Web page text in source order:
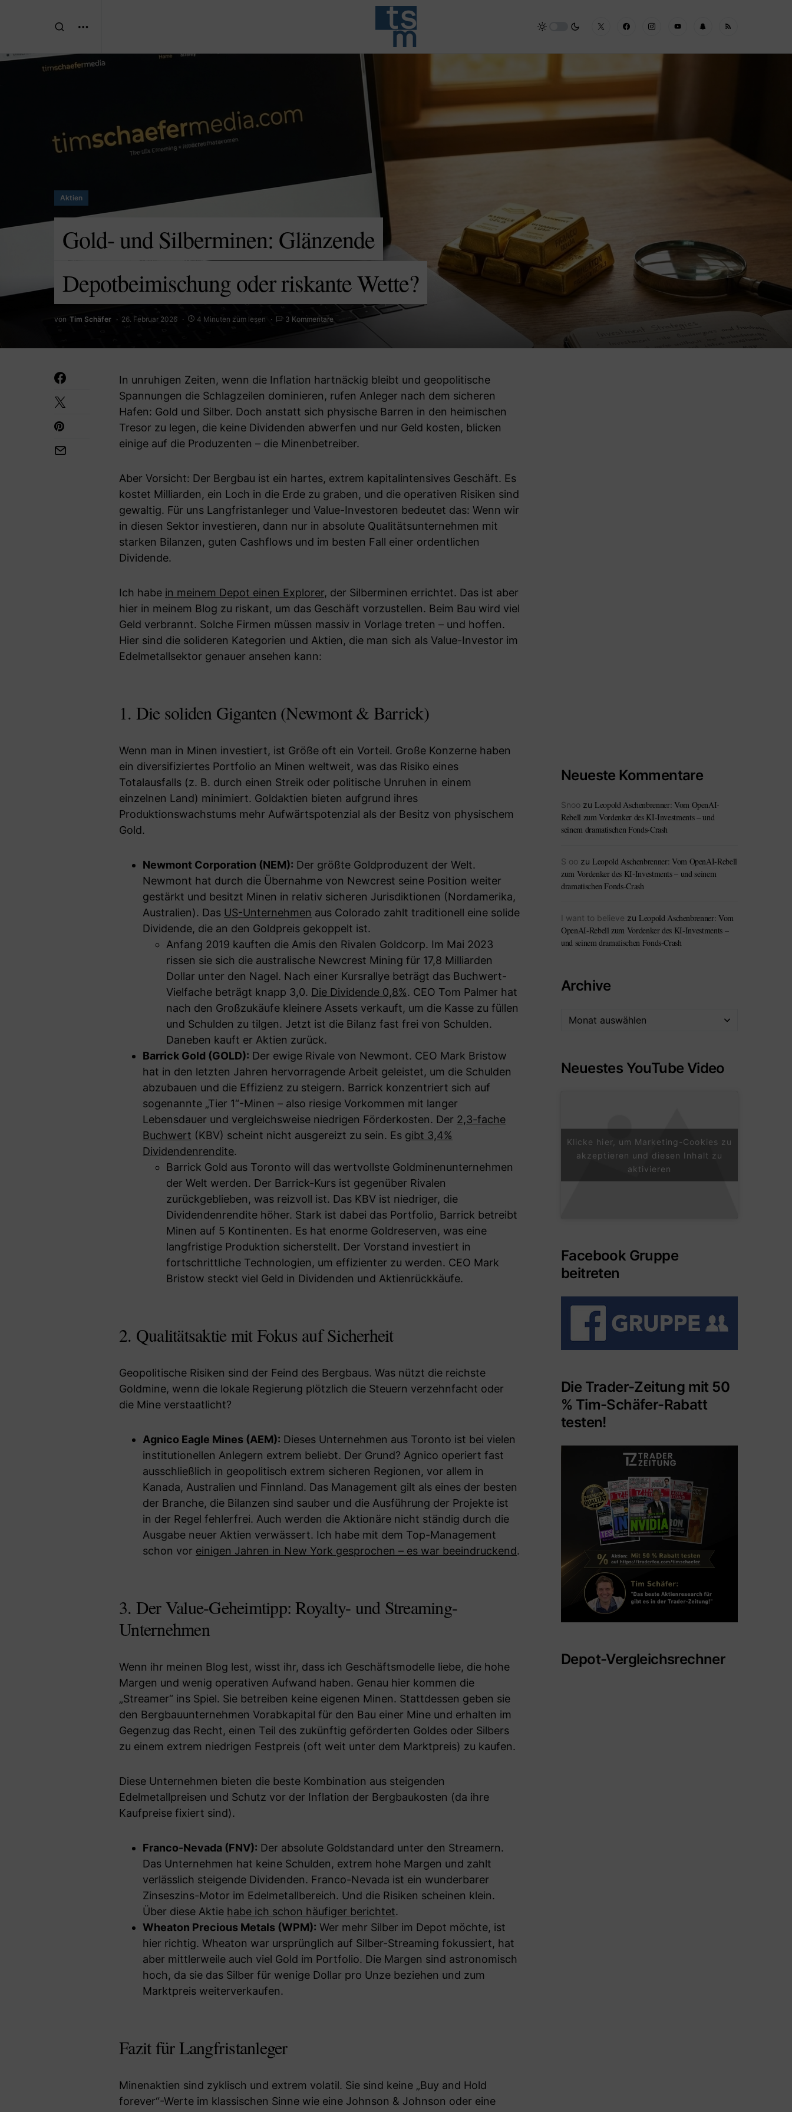
Aktien
Gold- und Silberminen: Glänzende
Depotbeimischung oder riskante Wette?
von Tim Schäfer 26. Februar 2026 4 Minuten zum lesen 3 Kommentare
In unruhigen Zeiten, wenn die Inflation hartnäckig bleibt und geopolitische
Spannungen die Schlagzeilen dominieren, rufen Anleger nach dem sicheren
Hafen: Gold und Silber. Doch anstatt sich physische Barren in den heimischen
Tresor zu legen, die keine Dividenden abwerfen und nur Geld kosten, blicken
einige auf die Produzenten – die Minenbetreiber.
Aber Vorsicht: Der Bergbau ist ein hartes, extrem kapitalintensives Geschäft. Es
kostet Milliarden, ein Loch in die Erde zu graben, und die operativen Risiken sind
gewaltig. Für uns Langfristanleger und Value-Investoren bedeutet das: Wenn wir
in diesen Sektor investieren, dann nur in absolute Qualitätsunternehmen mit
starken Bilanzen, guten Cashflows und im besten Fall einer ordentlichen
Dividende.
Ich habe in meinem Depot einen Explorer, der Silberminen errichtet. Das ist aber
hier in meinem Blog zu riskant, um das Geschäft vorzustellen. Beim Bau wird viel
Geld verbrannt. Solche Firmen müssen massiv in Vorlage treten – und hoffen.
Hier sind die solideren Kategorien und Aktien, die man sich als Value-Investor im
Edelmetallsektor genauer ansehen kann:
1. Die soliden Giganten (Newmont & Barrick)
Wenn man in Minen investiert, ist Größe oft ein Vorteil. Große Konzerne haben
ein diversifiziertes Portfolio an Minen weltweit, was das Risiko eines
Totalausfalls (z. B. durch einen Streik oder politische Unruhen in einem
einzelnen Land) minimiert. Goldaktien bieten aufgrund ihres
Produktionswachstums mehr Aufwärtspotenzial als der Besitz von physischem
Gold.
Newmont Corporation (NEM): Der größte Goldproduzent der Welt.
Newmont hat durch die Übernahme von Newcrest seine Position weiter
gestärkt und besitzt Minen in relativ sicheren Jurisdiktionen (Nordamerika,
Australien). Das US-Unternehmen aus Colorado zahlt traditionell eine solide
Dividende, die an den Goldpreis gekoppelt ist.
Anfang 2019 kauften die Amis den Rivalen Goldcorp. Im Mai 2023
rissen sie sich die australische Newcrest Mining für 17,8 Milliarden
Dollar unter den Nagel. Nach einer Kursrallye beträgt das Buchwert-
Vielfache beträgt knapp 3,0. Die Dividende 0,8%. CEO Tom Palmer hat
nach den Großzukäufe kleinere Assets verkauft, um die Kasse zu füllen
und Schulden zu tilgen. Jetzt ist die Bilanz fast frei von Schulden.
Daneben kauft er Aktien zurück.
Barrick Gold (GOLD): Der ewige Rivale von Newmont. CEO Mark Bristow
hat in den letzten Jahren hervorragende Arbeit geleistet, um die Schulden
abzubauen und die Effizienz zu steigern. Barrick konzentriert sich auf
sogenannte „Tier 1“-Minen – also riesige Vorkommen mit langer
Lebensdauer und vergleichsweise niedrigen Förderkosten. Der 2,3-fache
Buchwert (KBV) scheint nicht ausgereizt zu sein. Es gibt 3,4%
Dividendenrendite.
Barrick Gold aus Toronto will das wertvollste Goldminenunternehmen
der Welt werden. Der Barrick-Kurs ist gegenüber Rivalen
zurückgeblieben, was reizvoll ist. Das KBV ist niedriger, die
Dividendenrendite höher. Stark ist dabei das Portfolio, Barrick betreibt
Minen auf 5 Kontinenten. Es hat enorme Goldreserven, was eine
langfristige Produktion sicherstellt. Der Vorstand investiert in
fortschrittliche Technologien, um effizienter zu werden. CEO Mark
Bristow steckt viel Geld in Dividenden und Aktienrückkäufe.
2. Qualitätsaktie mit Fokus auf Sicherheit
Geopolitische Risiken sind der Feind des Bergbaus. Was nützt die reichste
Goldmine, wenn die lokale Regierung plötzlich die Steuern verzehnfacht oder
die Mine verstaatlicht?
Agnico Eagle Mines (AEM): Dieses Unternehmen aus Toronto ist bei vielen
institutionellen Anlegern extrem beliebt. Der Grund? Agnico operiert fast
ausschließlich in geopolitisch extrem sicheren Regionen, vor allem in
Kanada, Australien und Finnland. Das Management gilt als eines der besten
der Branche, die Bilanzen sind sauber und die Ausführung der Projekte ist
in der Regel fehlerfrei. Auch werden die Aktionäre nicht ständig durch die
Ausgabe neuer Aktien verwässert. Ich habe mit dem Top-Management
schon vor einigen Jahren in New York gesprochen – es war beeindruckend.
3. Der Value-Geheimtipp: Royalty- und Streaming-
Unternehmen
Wenn ihr meinen Blog lest, wisst ihr, dass ich Geschäftsmodelle liebe, die hohe
Margen und wenig operativen Aufwand haben. Genau hier kommen die
„Streamer“ ins Spiel. Sie betreiben keine eigenen Minen. Stattdessen geben sie
den Bergbauunternehmen Vorabkapital für den Bau einer Mine und erhalten im
Gegenzug das Recht, einen Teil des zukünftig geförderten Goldes oder Silbers
zu einem extrem niedrigen Festpreis (oft weit unter dem Marktpreis) zu kaufen.
Diese Unternehmen bieten die beste Kombination aus steigenden
Edelmetallpreisen und Schutz vor der Inflation der Bergbaukosten (da ihre
Kaufpreise fixiert sind).
Franco-Nevada (FNV): Der absolute Goldstandard unter den Streamern.
Das Unternehmen hat keine Schulden, extrem hohe Margen und zahlt
verlässlich steigende Dividenden. Franco-Nevada ist ein wunderbarer
Zinseszins-Motor im Edelmetallbereich. Und die Risiken scheinen klein.
Über diese Aktie habe ich schon häufiger berichtet.
Wheaton Precious Metals (WPM): Wer mehr Silber im Depot möchte, ist
hier richtig. Wheaton war ursprünglich auf Silber-Streaming fokussiert, hat
aber mittlerweile auch viel Gold im Portfolio. Die Margen sind astronomisch
hoch, da sie das Silber für wenige Dollar pro Unze beziehen und zum
Marktpreis weiterverkaufen.
Fazit für Langfristanleger
Minenaktien sind zyklisch und extrem volatil. Sie sind keine „Buy and Hold
forever“-Werte im klassischen Sinne wie eine Johnson & Johnson oder eine
Neueste Kommentare
Snoo zu Leopold Aschenbrenner: Vom OpenAI-
Rebell zum Vordenker des KI-Investments – und
seinem dramatischen Fonds-Crash
S oo zu Leopold Aschenbrenner: Vom OpenAI-Rebell
zum Vordenker des KI-Investments – und seinem
dramatischen Fonds-Crash
I want to believe zu Leopold Aschenbrenner: Vom
OpenAI-Rebell zum Vordenker des KI-Investments –
und seinem dramatischen Fonds-Crash
Archive
Neuestes YouTube Video
Klicke hier, um Marketing-Cookies zu
akzeptieren und diesen Inhalt zu
aktivieren
Facebook Gruppe
beitreten
Die Trader-Zeitung mit 50
% Tim-Schäfer-Rabatt
testen!
Depot-Vergleichsrechner